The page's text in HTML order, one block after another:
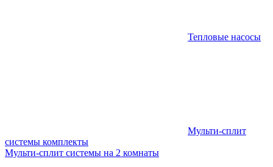
Тепловые насосы
Мульти-сплит
системы комплекты
Мульти-сплит системы на 2 комнаты